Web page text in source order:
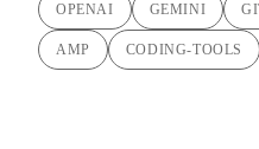
OPENAI GEMINI
AMP CODING-TOOLS